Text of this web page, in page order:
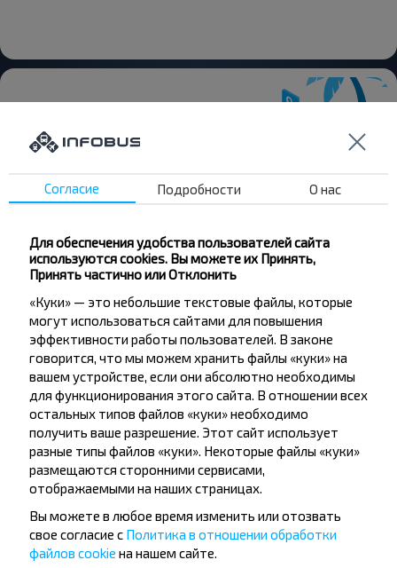
Хотите
путешествовать
дешевле?
Не пропусти специальные акции, скидки и
Подпишись на получение новостей и
путешествуй с нами дешевле!
Подписаться
Согласие Подробности О нас
Для обеспечения удобства пользователей сайта
используются cookies. Вы можете их Принять,
Принять частично или Отклонить
«Куки» — это небольшие текстовые файлы, которые
могут использоваться сайтами для повышения
эффективности работы пользователей. В законе
говорится, что мы можем хранить файлы «куки» на
вашем устройстве, если они абсолютно необходимы
для функционирования этого сайта. В отношении всех
остальных типов файлов «куки» необходимо
получить ваше разрешение. Этот сайт использует
разные типы файлов «куки». Некоторые файлы «куки»
размещаются сторонними сервисами,
отображаемыми на наших страницах.
Вы можете в любое время изменить или отозвать
свое согласие с Политика в отношении обработки
файлов cookie на нашем сайте.